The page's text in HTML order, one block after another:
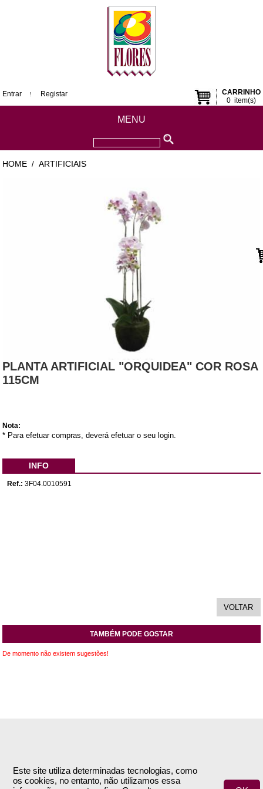
Este site utiliza determinadas tecnologias, como
os cookies, no entanto, não utilizamos essa
CARRINHO
0item(s)
Entrar Registar
MENU
HOME / ARTIFICIAIS
PLANTA ARTIFICIAL "ORQUIDEA" COR ROSA
115CM
Nota:
* Para efetuar compras, deverá efetuar o seu login.
INFO
Ref.: 3F04.0010591
TAMBÉM PODE GOSTAR
De momento não existem sugestões!
Empresa
Termos e Condições
Encomendas & Pagamentos
Envio